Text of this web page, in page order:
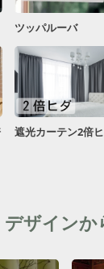
ツッパルーバ
遮光カーテン2倍
デザインか